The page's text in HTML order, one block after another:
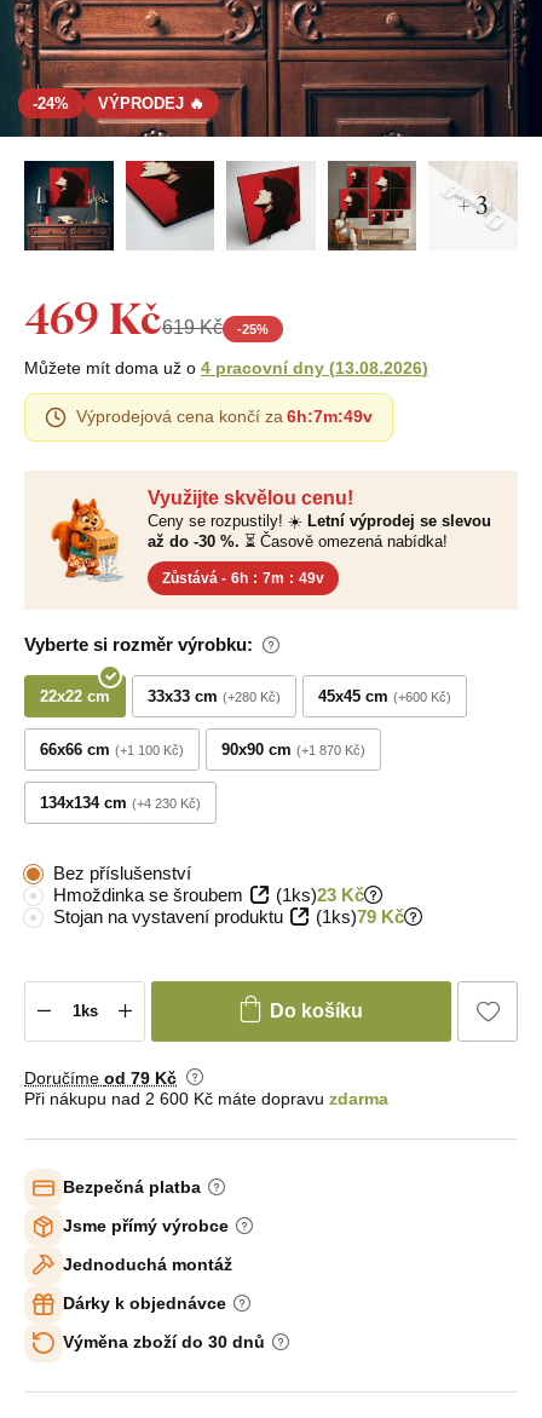
-24% VÝPRODEJ 🔥
+ 3
Využijte skvělou cenu!
Ceny se rozpustily! ☀️ Letní výprodej se slevou
až do -30 %. ⏳ Časově omezená nabídka!
Zůstává - 6h : 7m : 48v
Vyberte si rozměr výrobku:
22x22 cm 33x33 cm +280 Kč 45x45 cm +600 Kč
66x66 cm +1 100 Kč 90x90 cm +1 870 Kč
134x134 cm +4 230 Kč
469 Kč619 Kč -25%
Můžete mít doma už o 4 pracovní dny (13.08.2026)
Výprodejová cena končí za 6h:7m:48v
Bez příslušenství
Hmoždinka se šroubem
(1ks)23 Kč
Stojan na vystavení produktu
(1ks)79 Kč
Do košíku
Doručíme od 79 Kč
Při nákupu nad 2 600 Kč máte dopravu zdarma
Bezpečná platba
Jsme přímý výrobce
Jednoduchá montáž
Dárky k objednávce
Výměna zboží do 30 dnů